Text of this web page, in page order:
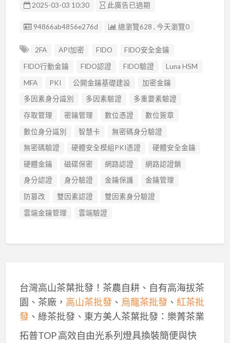
2025-03-03 10:30 此廣告已過期
廣告编號
94866ab4856e276d 總瀏覽628 , 今天瀏覽0
2FA API加密 FIDO
FIDO安全金鑰
FIDO行動金鑰
FIDO認證 FIDO驗證
Luna HSM
MFA
PKI 公開金鑰基礎建設
加密金鑰
多因素身分識別
多因素驗證
多重要素驗證
存取管理
密鑰管理 數位憑證
數位簽章
數位身分識別
智慧卡
無密碼身分驗證
無密碼驗證
硬體安全模組PKI憑證
硬體安全金鑰
硬體金鑰
磁碟保密 網路認證
網路認證鎖
身分認證
身分驗證 金鑰保護
金鑰管理
防篡改
雙因素認證
雙因素身分驗證
雲端金鑰管理
雲端驗證
台灣高山茶葉批發！茶農自耕、自有高海拔茶
園、茶廠， 高山茶批發、 烏龍茶批發、 紅茶批
發、綠茶批發、東方美人茶葉批發：樂菁茶業
拓普TOP 高效自由光系列燈具換裝簡便與快